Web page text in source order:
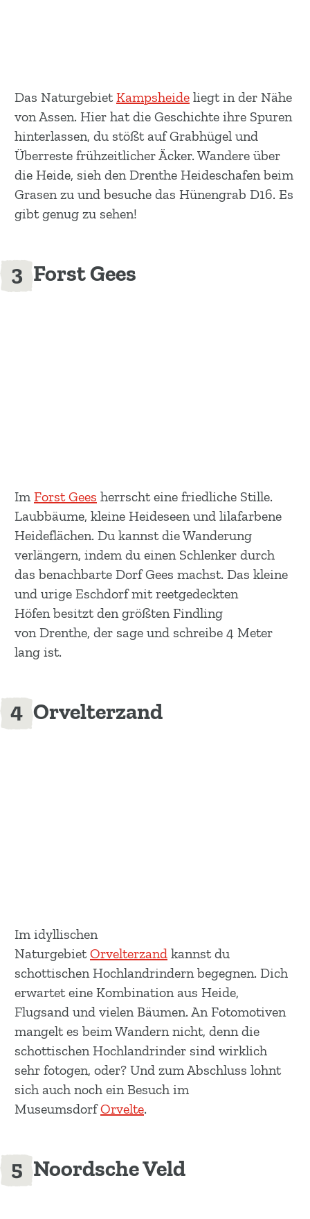
Das NaturgebietKampsheide liegt in der Nähe
von Assen. Hier hat die Geschichte ihre Spuren
hinterlassen, du stößt auf Grabhügel und
Überreste frühzeitlicher Äcker. Wandere über
die Heide, sieh den Drenthe Heideschafen beim
Grasen zu und besuche das Hünengrab D16. Es
gibt genug zu sehen!
Forst Gees
Im Forst Gees herrscht eine friedliche Stille.
Laubbäume, kleine Heideseen und lilafarbene
Heideflächen. Du kannst die Wanderung
verlängern, indem du einen Schlenker durch
das benachbarte Dorf Gees machst. Das kleine
und urige Eschdorf mit reetgedeckten
Höfen besitzt den größten Findling
von Drenthe, der sage und schreibe 4 Meter
lang ist.
Orvelterzand
Im idyllischen
NaturgebietOrvelterzand kannst du
schottischen Hochlandrindern begegnen. Dich
erwartet eine Kombination aus Heide,
Flugsand und vielen Bäumen. An Fotomotiven
mangelt es beim Wandern nicht, denn die
schottischen Hochlandrinder sind wirklich
sehr fotogen, oder? Und zum Abschluss lohnt
sich auch noch ein Besuch im
MuseumsdorfOrvelte.
Noordsche Veld